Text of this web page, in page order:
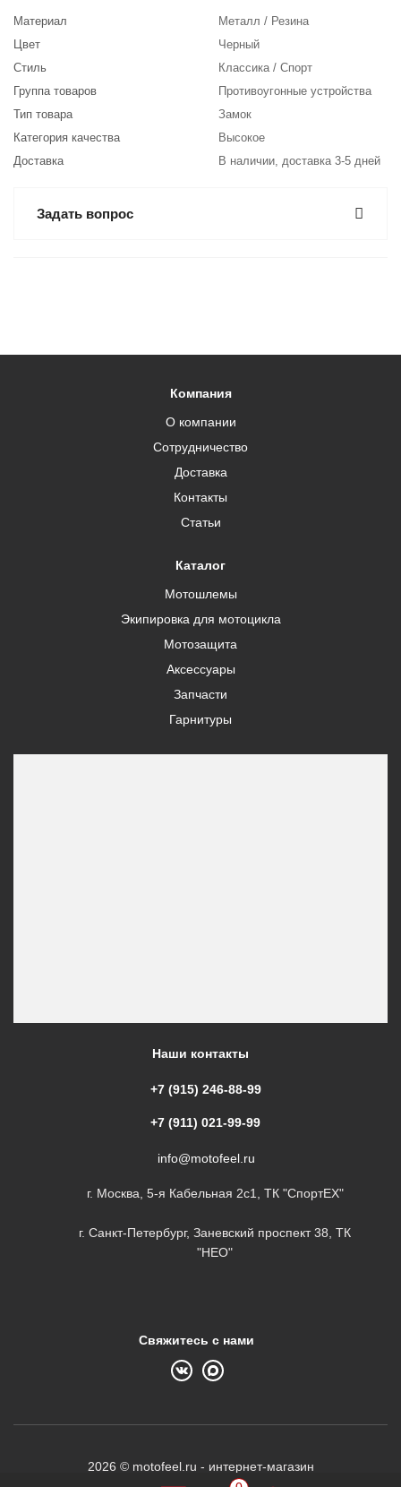
Материал
Металл / Резина
Цвет
Черный
Стиль
Классика / Спорт
Группа товаров
Противоугонные устройства
Тип товара
Замок
Категория качества
Высокое
Доставка
В наличии, доставка 3-5 дней
Задать вопрос
Компания
О компании
Сотрудничество
Доставка
Контакты
Статьи
Каталог
Мотошлемы
Экипировка для мотоцикла
Мотозащита
Аксессуары
Запчасти
Гарнитуры
Наши контакты
+7 (915) 246-88-99
+7 (911) 021-99-99
info@motofeel.ru
г. Москва, 5-я Кабельная 2с1, ТК "СпортЕХ"
г. Санкт-Петербург, Заневский проспект 38, ТК
"НЕО"
Свяжитесь с нами
2026 © motofeel.ru - интернет-магазин